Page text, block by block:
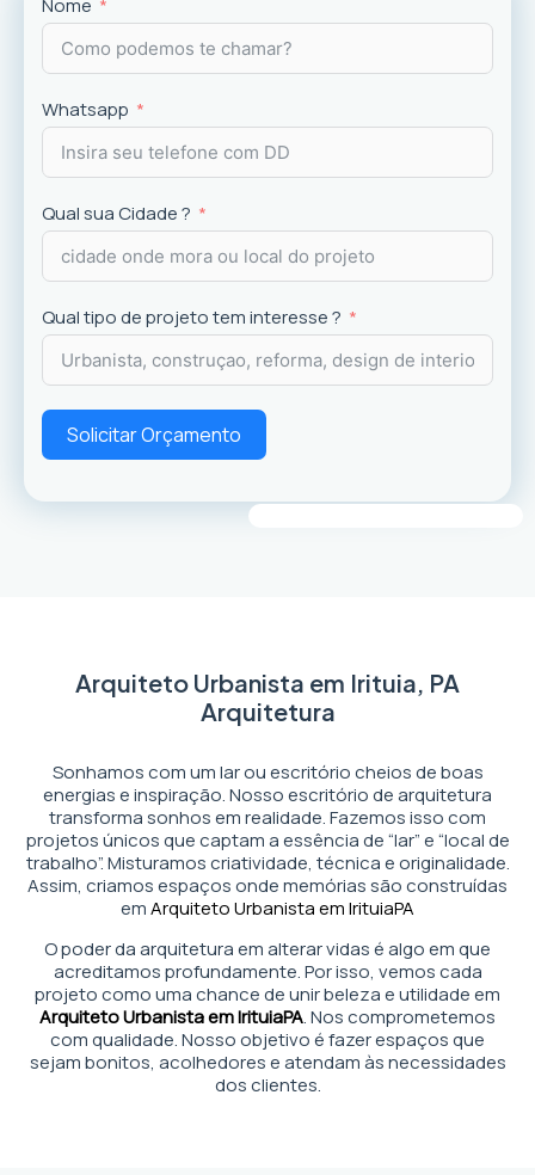
experiência dos usuários.
Nome
Whatsapp
Qual sua Cidade ?
Qual tipo de projeto tem interesse ?
Solicitar Orçamento
Arquiteto Urbanista em Irituia, PA
Arquitetura
Sonhamos com um lar ou escritório cheios de boas
energias e inspiração. Nosso escritório de arquitetura
transforma sonhos em realidade. Fazemos isso com
projetos únicos que captam a essência de “lar” e “local de
trabalho”. Misturamos criatividade, técnica e originalidade.
Assim, criamos espaços onde memórias são construídas
emArquiteto Urbanista em IrituiaPA
O poder da arquitetura em alterar vidas é algo em que
acreditamos profundamente. Por isso, vemos cada
projeto como uma chance de unir beleza e utilidade em
Arquiteto Urbanista em IrituiaPA. Nos comprometemos
com qualidade. Nosso objetivo é fazer espaços que
sejam bonitos, acolhedores e atendam às necessidades
dos clientes.